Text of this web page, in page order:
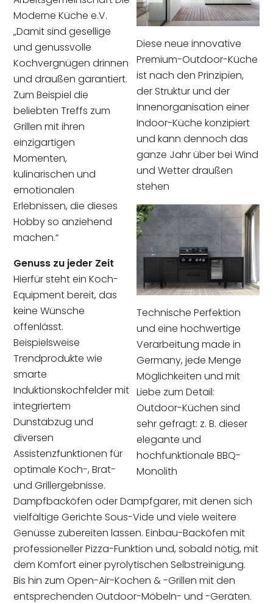
Diese neue innovative
Premium-Outdoor-Küche
ist nach den Prinzipien,
der Struktur und der
Innenorganisation einer
Indoor-Küche konzipiert
und kann dennoch das
ganze Jahr über bei Wind
und Wetter draußen
stehen
Technische Perfektion
und eine hochwertige
Verarbeitung made in
Germany, jede Menge
Möglichkeiten und mit
Liebe zum Detail:
Outdoor-Küchen sind
sehr gefragt: z. B. dieser
elegante und
hochfunktionale BBQ-
Monolith
Moderne Küche e.V.
„Damit sind gesellige
und genussvolle
Kochvergnügen drinnen
und draußen garantiert.
Zum Beispiel die
beliebten Treffs zum
Grillen mit ihren
einzigartigen
Momenten,
kulinarischen und
emotionalen
Erlebnissen, die dieses
Hobby so anziehend
machen.“
Genuss zu jeder Zeit
Hierfür steht ein Koch-
Equipment bereit, das
keine Wünsche
offenlässt.
Beispielsweise
Trendprodukte wie
smarte
Induktionskochfelder mit
integriertem
Dunstabzug und
diversen
Assistenzfunktionen für
optimale Koch-, Brat-
und Grillergebnisse.
Dampfbacköfen oder Dampfgarer, mit denen sich
vielfältige Gerichte Sous-Vide und viele weitere
Genüsse zubereiten lassen. Einbau-Backöfen mit
professioneller Pizza-Funktion und, sobald nötig, mit
dem Komfort einer pyrolytischen Selbstreinigung.
Bis hin zum Open-Air-Kochen & -Grillen mit den
entsprechenden Outdoor-Möbeln- und -Geräten.